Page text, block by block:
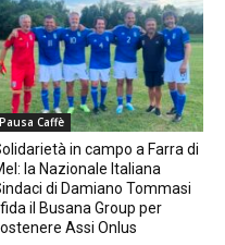
Pausa Caffè
in campo a Farra di
la Nazionale Italiana
di Damiano Tommasi
il Busana Group per
Assi Onlus